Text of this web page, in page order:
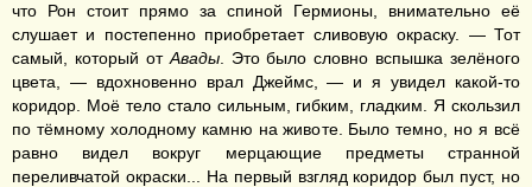
что Рон стоит прямо за спиной Гермионы, внимательно её
слушает и постепенно приобретает сливовую окраску. — Тот
самый, который от Авады. Это было словно вспышка зелёного
цвета, — вдохновенно врал Джеймс, — и я увидел какой-то
коридор. Моё тело стало сильным, гибким, гладким. Я скользил
по тёмному холодному камню на животе. Было темно, но я всё
равно видел вокруг мерцающие предметы странной
переливчатой окраски... На первый взгляд коридор был пуст, но